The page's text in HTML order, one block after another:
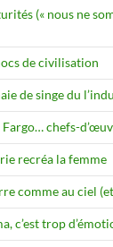
(« nous ne
de civilisation
de singe du
Fargo… chefs-
recréa la femme
comme au ciel
c’est trop